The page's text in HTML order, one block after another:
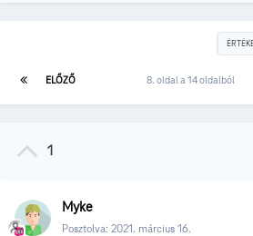
ELŐZŐ 8. oldal a 14 oldalból
1
Myke
Posztolva: 2021. március 16.